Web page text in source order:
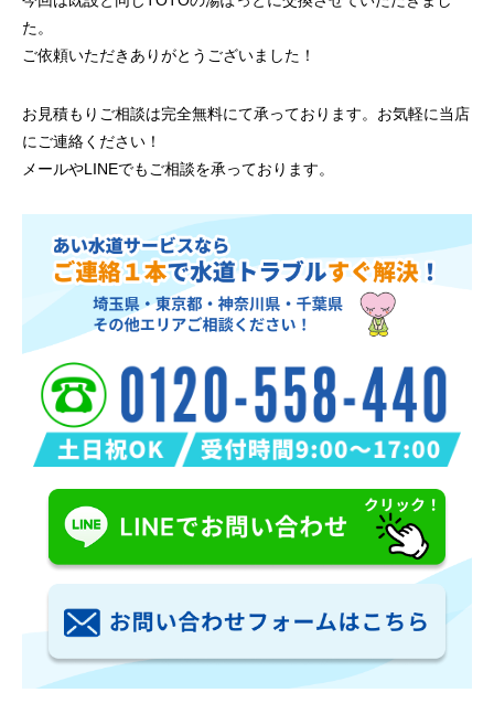
た。
ご依頼いただきありがとうございました！
お見積もりご相談は完全無料にて承っております。お気軽に当店
にご連絡ください！
メールやLINEでもご相談を承っております。